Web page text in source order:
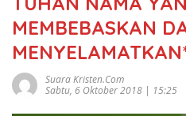
MEMBEBASKAN
Suara Kristen.com
Sabtu, 6 Oktober 2018 | 15:25